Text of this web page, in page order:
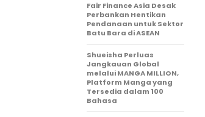
Fair Finance Asia Desak
Perbankan Hentikan
Pendanaan untuk Sektor
Batu Bara di ASEAN
Shueisha Perluas
Jangkauan Global
melalui MANGA MILLION,
Platform Manga yang
Tersedia dalam 100
Bahasa